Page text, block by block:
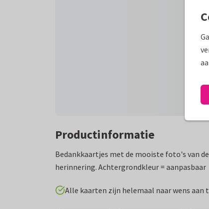
Productinformatie
Bedankkaartjes met de mooiste foto's van
herinnering. Achtergrondkleur = aanpasbaar
Alle kaarten zijn helemaal naar wens aan